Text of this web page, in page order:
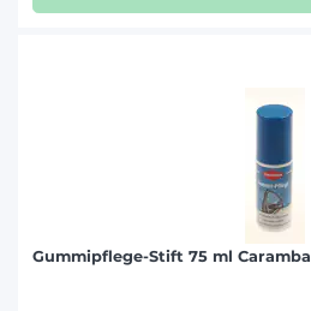
Gummipflege-Stift 75 ml Caramba